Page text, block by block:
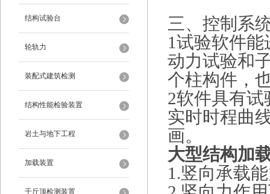
结构试验台
轮轨力
装配式建筑检测
结构性能检验装置
岩土与地下工程
加载装置
千斤顶检测装置
三、控制系
1试验软件
动力试验和
个柱构件，
2软件具有
实时时程曲
画。
大型结构加
1.竖向承载